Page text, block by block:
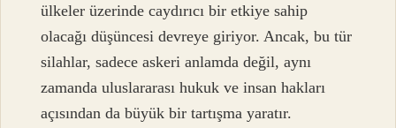
ülkeler üzerinde caydırıcı bir etkiye sahip
olacağı düşüncesi devreye giriyor. Ancak, bu tür
silahlar, sadece askeri anlamda değil, aynı
zamanda uluslararası hukuk ve insan hakları
açısından da büyük bir tartışma yaratır.